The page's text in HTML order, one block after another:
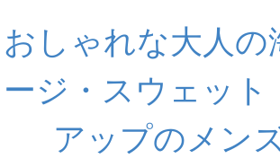
おしゃれな大人の
ージ・スウェット
アップのメン